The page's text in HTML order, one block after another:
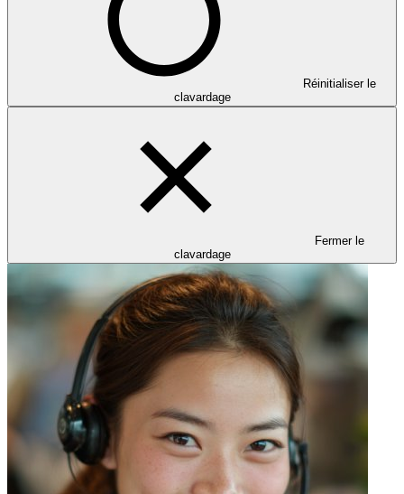
Réinitialiser le
clavardage
Fermer le
clavardage